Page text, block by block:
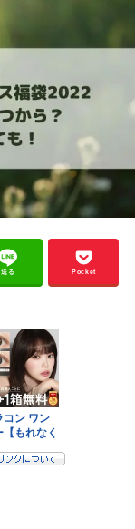
送る Pocket